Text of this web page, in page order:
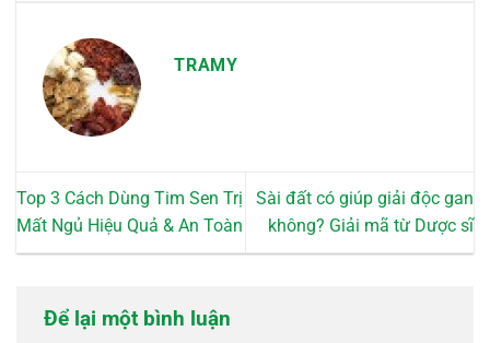
TRAMY
Top 3 Cách Dùng Tim Sen Trị
Mất Ngủ Hiệu Quả & An Toàn
Sài đất có giúp giải độc gan
không? Giải mã từ Dược sĩ
Để lại một bình luận